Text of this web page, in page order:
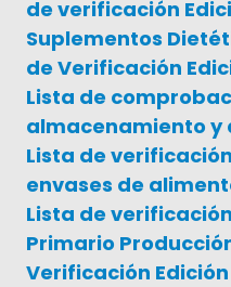
de verificación
Suplementos
de Verificación
Lista de
almacenamiento y
Lista de
envases de
Lista de
Primario
Verificación Edición